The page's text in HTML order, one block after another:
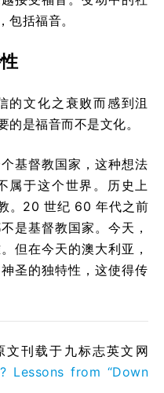
括福音。
的文化之衰败而感到沮
是福音而不是文化。
基督教国家，这种想法
属于这个世界。历史上
。20 世纪 60 年代之前
是基督教国家。今天，
但在今天的澳大利亚，
圣的独特性，这使得传
文刊载于九标志英文网
Lessons from “Down